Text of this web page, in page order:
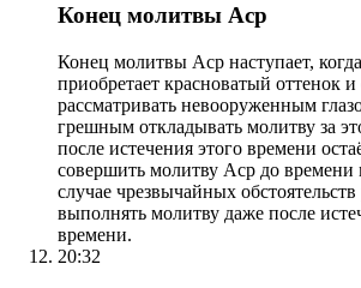
Конец молитвы Аср
Конец молитвы Аср наступает,
приобретает красноватый оттенок
рассматривать невооруженным
грешным откладывать молитву за
после истечения этого времени
совершить молитву Аср до
случае чрезвычайных обстоятельств
выполнять молитву даже после
времени.
20:32